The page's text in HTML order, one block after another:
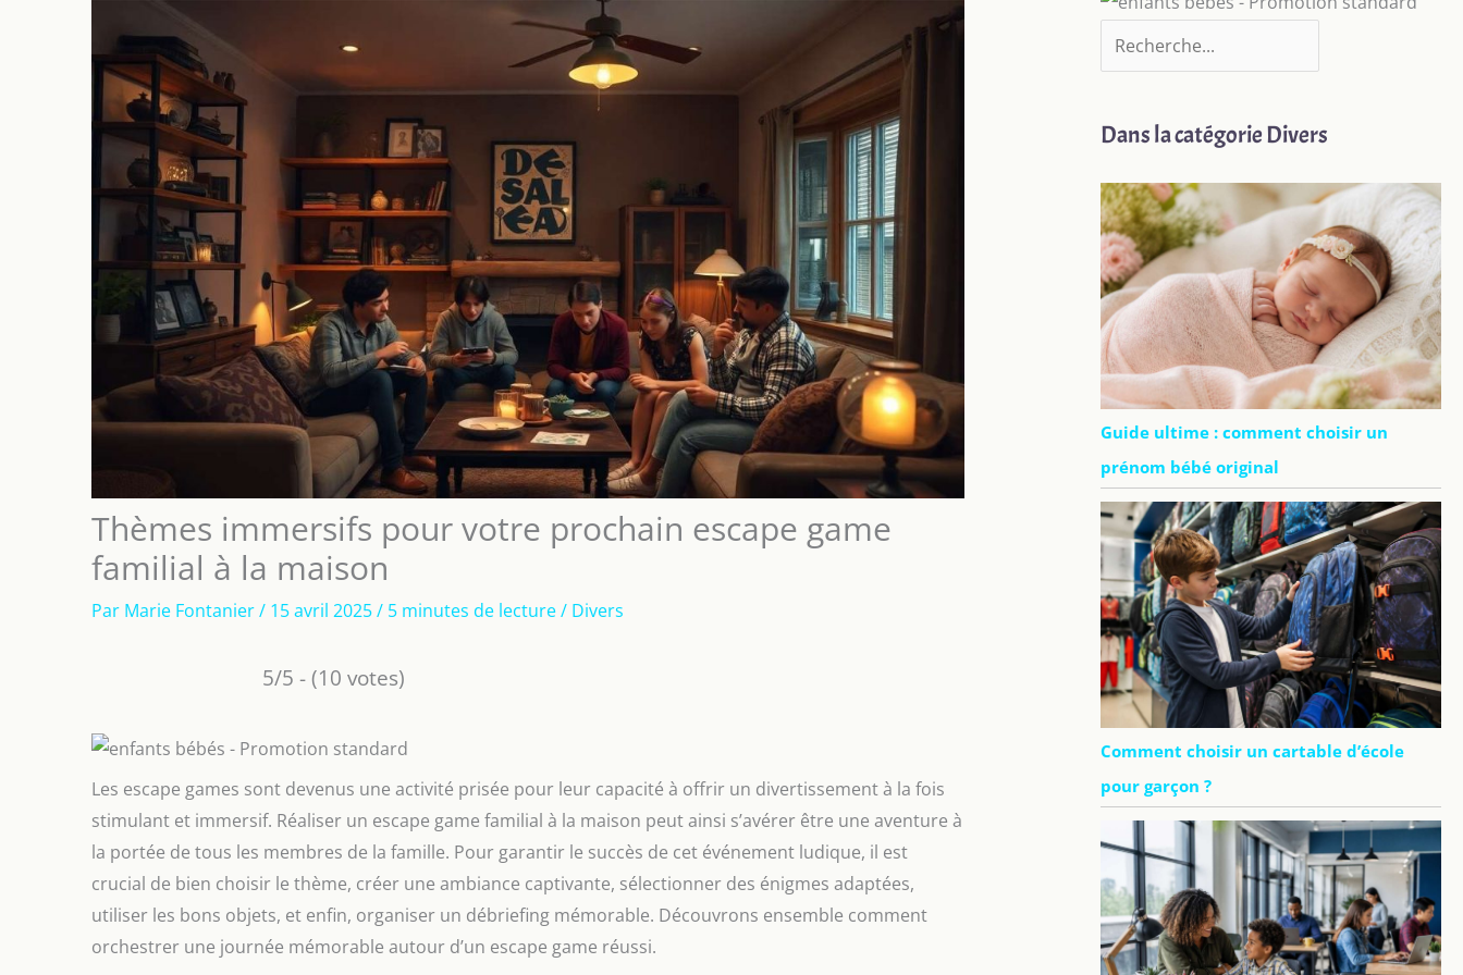
Thèmes immersifs pour votre prochain escape game
familial à la maison
Par Marie Fontanier/ 15 avril 2025/ 5 minutes de lecture/ Divers
5/5 - (10 votes)
Les escape games sont devenus une activité prisée pour leur capacité à offrir un divertissement à la fois
stimulant et immersif. Réaliser un escape game familial à la maison peut ainsi s’avérer être une aventure à
la portée de tous les membres de la famille. Pour garantir le succès de cet événement ludique, il est
crucial de bien choisir le thème, créer une ambiance captivante, sélectionner des énigmes adaptées,
utiliser les bons objets, et enfin, organiser un débriefing mémorable. Découvrons ensemble comment
orchestrer une journée mémorable autour d’un escape game réussi.
Dans la catégorie Divers
Guide ultime : comment choisir un
prénom bébé original
Comment choisir un cartable d’école
pour garçon ?